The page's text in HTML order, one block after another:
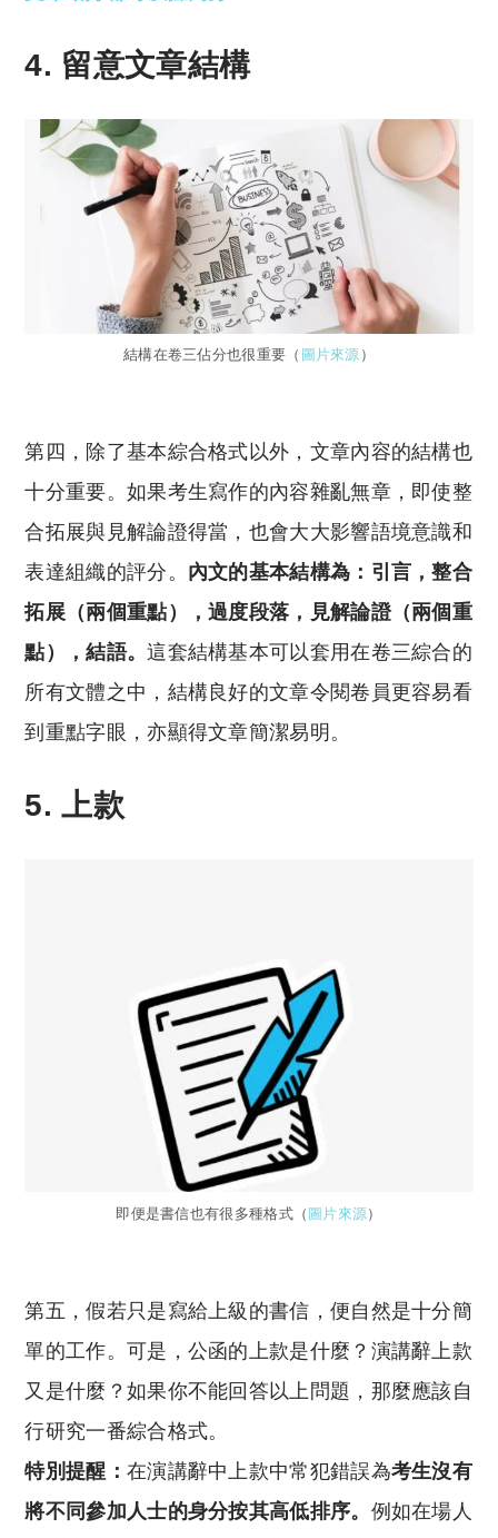
4. 留意文章結構
結構在卷三佔分也很重要（ 圖片來源 ）
第四，除了基本綜合格式以外，文章內容的結構也
十分重要。如果考生寫作的內容雜亂無章，即使整
合拓展與見解論證得當，也會大大影響語境意識和
表達組織的評分。 內文的基本結構為：引言，整合
拓展（兩個重點），過度段落，見解論證（兩個重
點），結語。這套結構基本可以套用在卷三綜合的
所有文體之中，結構良好的文章令閱卷員更容易看
到重點字眼，亦顯得文章簡潔易明。
5. 上款
即便是書信也有很多種格式（ 圖片來源）
第五，假若只是寫給上級的書信，便自然是十分簡
單的工作。可是，公函的上款是什麼？演講辭上款
又是什麼？如果你不能回答以上問題，那麼應該自
行研究一番綜合格式。
特別提醒： 在演講辭中上款中常犯錯誤為考生沒有
將不同參加人士的身分按其高低排序。 例如在場人